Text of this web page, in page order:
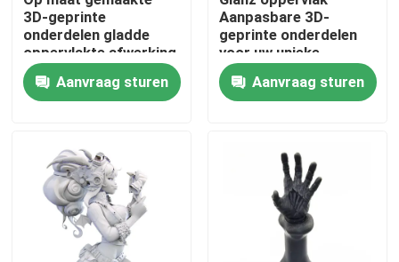
Kwaliteitscontrole
Neem contact met ons op
Cnc-gefreesde onderdelen
CNC-freesonderdelen
3D-geprinte
onderdelen gladde
oppervlakte afwerking
met FDM-
printtechnologie voor
industriële
Aanvraag sturen
Aanpasbare 3D-
geprinte onderdelen
voor uw unieke
productiebehoeften
OEM Aanvraag sturen